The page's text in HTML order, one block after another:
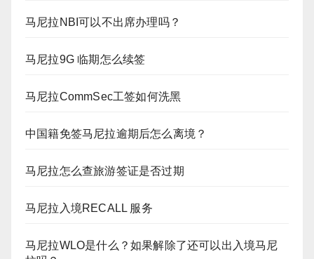
马尼拉NBI可以不出席办理吗？
马尼拉9G 临期怎么续签
马尼拉CommSec工签如何洗黑
中国籍免签马尼拉逾期后怎么离境？
马尼拉怎么查旅游签证是否过期
马尼拉入境RECALL 服务
马尼拉WLO是什么？如果解除了还可以出入境马尼